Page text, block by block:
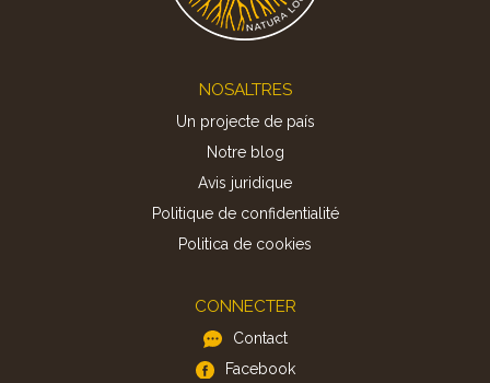
NOSALTRES
Un projecte de país
Notre blog
Avis juridique
Politique de confidentialité
Politica de cookies
CONNECTER
Contact
Facebook